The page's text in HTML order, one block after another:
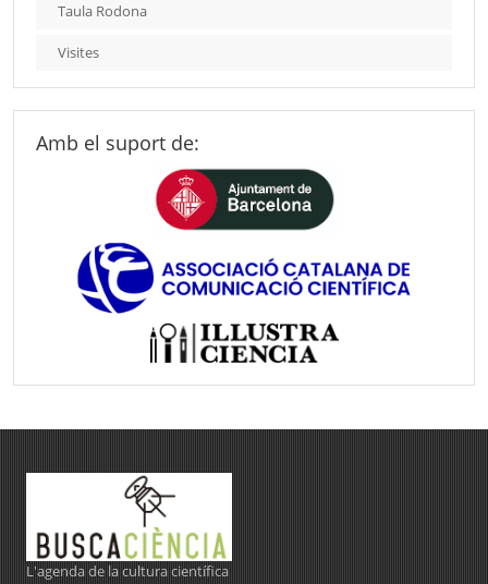
Taula Rodona
Visites
Amb el suport de:
L'agenda de la cultura científica